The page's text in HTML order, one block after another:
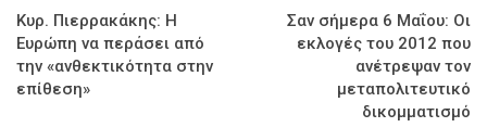
Κυρ. Πιερρακάκης: Η
Ευρώπη να περάσει από
την «ανθεκτικότητα στην
επίθεση»
Σαν σήμερα 6 Μαΐου: Οι
εκλογές του 2012 που
ανέτρεψαν τον
μεταπολιτευτικό
δικομματισμό